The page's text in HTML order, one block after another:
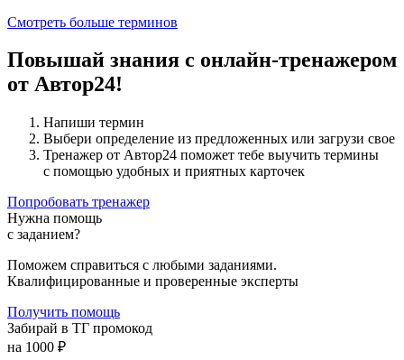
Смотреть больше терминов
Повышай знания с онлайн-тренажером
от Автор24!
Напиши термин
Выбери определение из предложенных или загрузи свое
Тренажер от Автор24 поможет тебе выучить термины
с помощью удобных и приятных карточек
Попробовать тренажер
Нужна помощь
с заданием?
Поможем справиться с любыми заданиями.
Квалифицированные и проверенные эксперты
Получить помощь
Забирай в ТГ промокод
на 1000 ₽